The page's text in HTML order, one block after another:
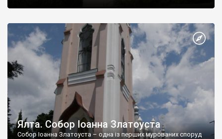
Ялта. Собор Іоанна Златоуста
Собор Іоанна Златоуста – одна із перших мурованих споруд